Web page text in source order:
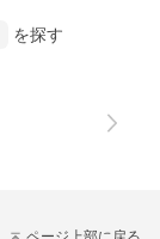
を探す